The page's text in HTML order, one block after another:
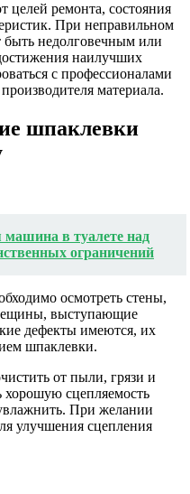
целей ремонта, состояния
При неправильном
недолговечным или
наилучших
с профессионалами
материала.
шпаклевки
в туалете над
ограничений
осмотреть стены,
выступающие
дефекты имеются, их
шпаклевки.
от пыли, грязи и
хорошую сцепляемость
При желании
улучшения сцепления